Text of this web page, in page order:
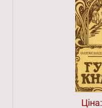
Ціна: